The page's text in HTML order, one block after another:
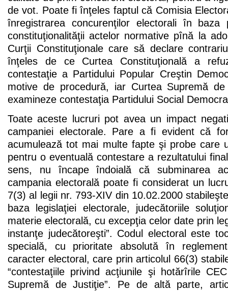
de vot. Poate fi înţeles faptul că Comisia
înregistrarea concurenţilor electorali în baza
constituţionalităţii actelor normative pînă la
Curţii Constituţionale care să declare
înţeles de ce Curtea Constituţională a
contestaţie a Partidului Popular Creştin
motive de procedură, iar Curtea Supremă
examineze contestaţia Partidului Social
Toate aceste lucruri pot avea un impact
campaniei electorale. Pare a fi evident că
acumulează tot mai multe fapte şi probe care
pentru o eventuală contestare a rezultatului
sens, nu încape îndoială că subminarea
campania electorală poate fi considerat un
7(3) al legii nr. 793-XIV din 10.02.2000
baza legislaţiei electorale, judecătoriile
materie electorală, cu excepţia celor date prin
instanţe judecătoreşti”. Codul electoral este
specială, cu prioritate absolută în
caracter electoral, care prin articolul 66(3)
“contestaţiile privind acţiunile şi hotărîrile
Supremă de Justiţie”. Pe de altă parte,